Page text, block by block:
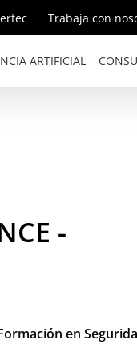
Trabaja con
ARTIFICIAL
-
en